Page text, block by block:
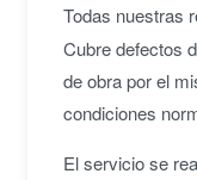
Todas nuestras
Cubre defectos
de obra por el
condiciones
El servicio se